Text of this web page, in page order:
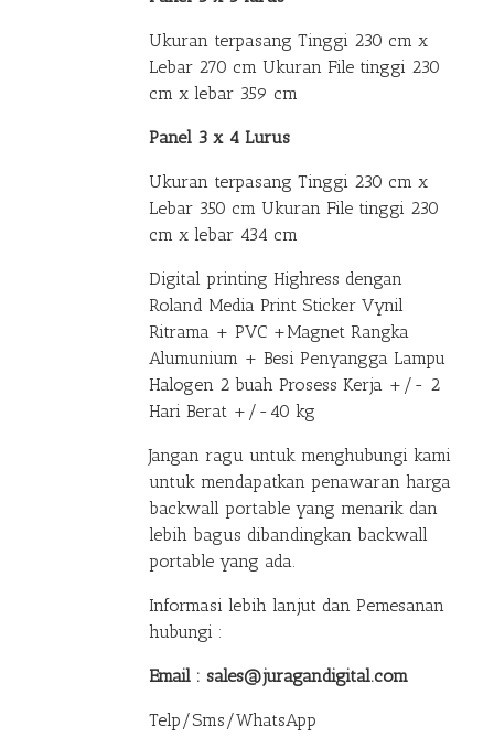
Ukuran terpasang Tinggi 230 cm x
Lebar 270 cm Ukuran File tinggi 230
cm x lebar 359 cm
Panel 3 x 4 Lurus
Ukuran terpasang Tinggi 230 cm x
Lebar 350 cm Ukuran File tinggi 230
cm x lebar 434 cm
Digital printing Highress dengan
Roland Media Print Sticker Vynil
Ritrama + PVC +Magnet Rangka
Alumunium + Besi Penyangga Lampu
Halogen 2 buah Prosess Kerja +/- 2
Hari Berat +/-40 kg
Jangan ragu untuk menghubungi kami
untuk mendapatkan penawaran harga
backwall portable yang menarik dan
lebih bagus dibandingkan backwall
portable yang ada.
Informasi lebih lanjut dan Pemesanan
hubungi :
Email : sales@juragandigital.com
Telp/Sms/WhatsApp